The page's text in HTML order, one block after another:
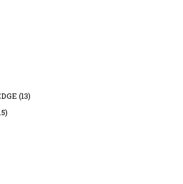
(13)